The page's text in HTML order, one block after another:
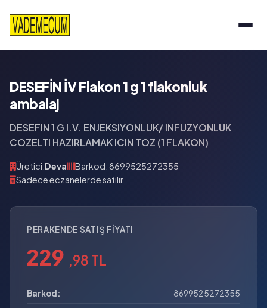
DESEFİN İV Flakon 1 g 1 flakonluk
ambalaj
DESEFIN 1 G I.V. ENJEKSIYONLUK/ INFUZYONLUK
COZELTI HAZIRLAMAK ICIN TOZ (1 FLAKON)
Üretici:Deva
Barkod: 8699525272355
Sadece eczanelerde satılır
PERAKENDE SATIŞ FIYATI
229 ,98 TL
Barkod:
8699525272355